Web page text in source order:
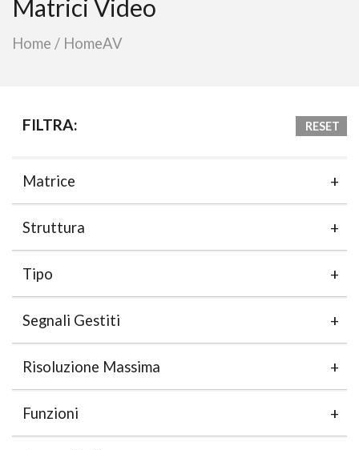
Matrici Video
Home / HomeAV
FILTRA: RESET
Matrice
Struttura
Tipo
Segnali Gestiti
Risoluzione Massima
Funzioni